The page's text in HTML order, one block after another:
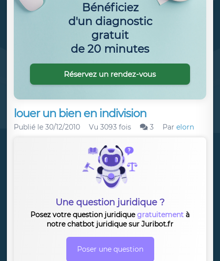
louer un bien en indivision
Publié le 30/12/2010 Vu 3093 fois 3 Par elorn
Une question juridique ?
Posez votre question juridiquegratuitement à
notre chatbot juridique sur Juribot.fr
Poser une question
Bénéficiez
d'un diagnostic
gratuit
de 20 minutes
Réservez un rendez-vous